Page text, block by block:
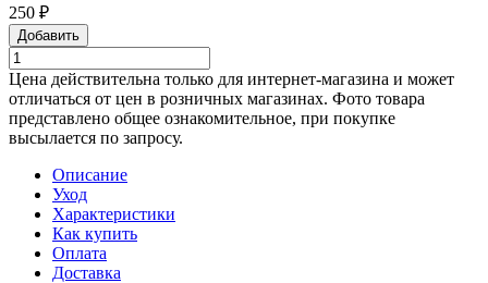
250 ₽
Добавить
Цена действительна только для интернет-магазина и может
отличаться от цен в розничных магазинах. Фото товара
представлено общее ознакомительное, при покупке
высылается по запросу.
Описание
Уход
Характеристики
Как купить
Оплата
Доставка